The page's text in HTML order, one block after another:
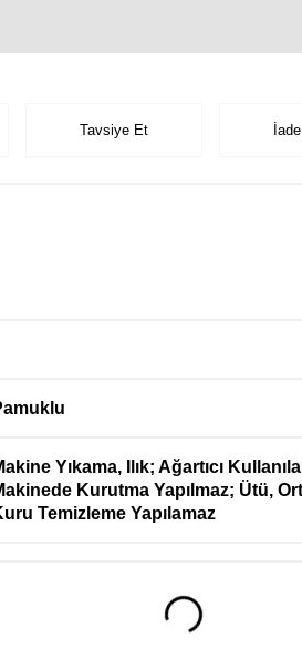
Tavsiye Et
Yıkama, Ilık; Ağartıcı
Kurutma Yapılmaz; Ütü,
Temizleme Yapılamaz